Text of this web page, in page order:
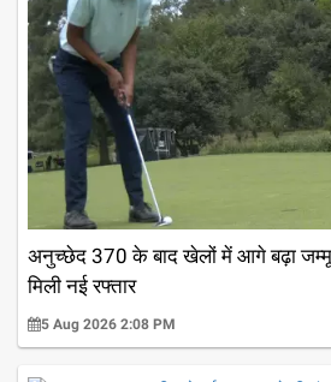
अनुच्छेद 370 के बाद खेलों में आगे बढ़ा
मिली नई रफ्तार
5 Aug 2026 2:08 PM